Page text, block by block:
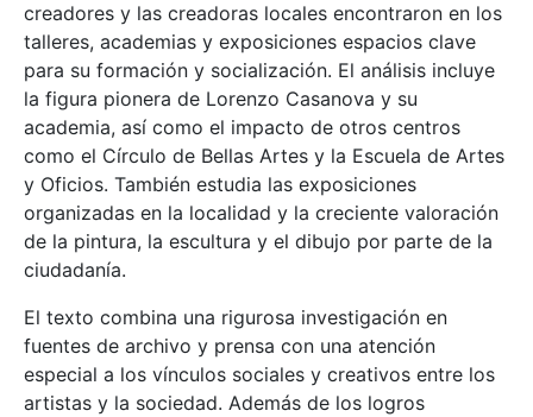
creadores y las creadoras locales encontraron en los
talleres, academias y exposiciones espacios clave
para su formación y socialización. El análisis incluye
la figura pionera de Lorenzo Casanova y su
academia, así como el impacto de otros centros
como el Círculo de Bellas Artes y la Escuela de Artes
y Oficios. También estudia las exposiciones
organizadas en la localidad y la creciente valoración
de la pintura, la escultura y el dibujo por parte de la
ciudadanía.
El texto combina una rigurosa investigación en
fuentes de archivo y prensa con una atención
especial a los vínculos sociales y creativos entre los
artistas y la sociedad. Además de los logros